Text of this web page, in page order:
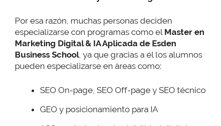
Por esa razón, muchas personas deciden
especializarse con programas como el Master en
Marketing Digital & IA Aplicada de Esden
Business School, ya que gracias a él los alumnos
pueden especializarse en áreas como:
SEO On-page, SEO Off-page y SEO técnico
GEO y posicionamiento para IA